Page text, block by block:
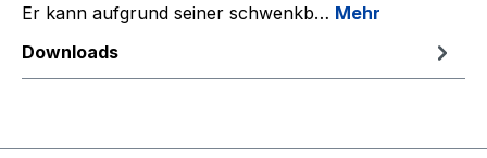
Er kann aufgrund seiner schwenkb… Mehr
Downloads